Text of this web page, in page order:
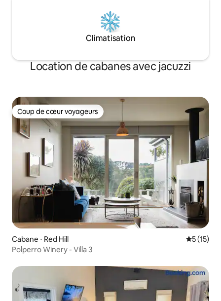
Climatisation
Location de cabanes avec jacuzzi
Coup de cœur voyageurs
Coup de cœur voyageurs
Cabane ⋅ Red Hill
5 (15)
Polperro Winery - Villa 3